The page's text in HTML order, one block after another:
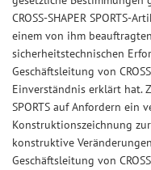
CROSS-SHAPER SPORTS-
einem von ihm
sicherheitstechnischen
Geschäftsleitung von
Einverständnis erklärt hat.
SPORTS auf Anfordern ein
Konstruktionszeichnung
konstruktive
Geschäftsleitung von